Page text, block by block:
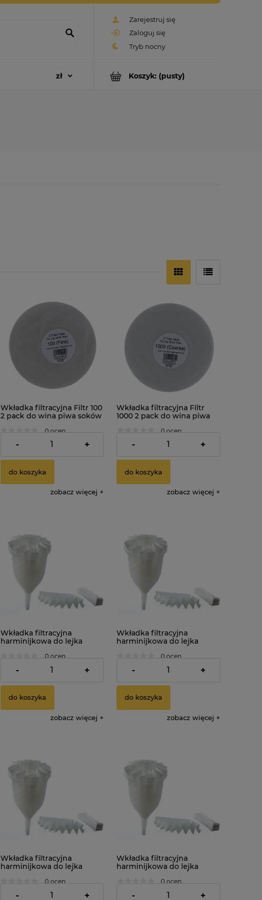
Zarejestruj się
Zaloguj się
Koszyk: (pusty)
Wkładka filtracyjna Filtr 100
2 pack do wina piwa soków
0 ocen
17,95 zł
- +
do koszyka
zobacz więcej
Wkładka filtracyjna Filtr
1000 2 pack do wina piwa
0 ocen
17,95 zł
- +
do koszyka
zobacz więcej
Wkładka filtracyjna
harminijkowa do lejka
damy fermentora. Średnica:
0 ocen
1,59 zł
- +
do koszyka
zobacz więcej
Wkładka filtracyjna
harminijkowa do lejka
damy fermentora. Średnica:
0 ocen
12,79 zł
- +
do koszyka
zobacz więcej
Wkładka filtracyjna
harminijkowa do lejka
0 ocen
1,65 zł
- +
Wkładka filtracyjna
harminijkowa do lejka
18cm x 10szt.0 ocen
13,39 zł
- +